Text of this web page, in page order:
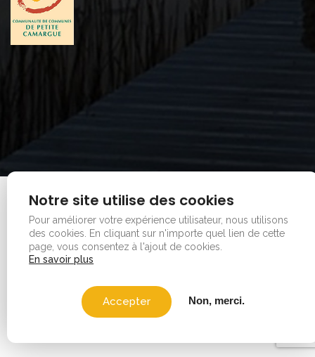
Mentions legales
Copyright © 2026 - Office de tourisme - Vauvert. Tous
droits réservés.
Notre site utilise des cookies
Pour améliorer votre expérience utilisateur, nous utilisons
des cookies.
En cliquant sur n'importe quel lien de cette
page, vous consentez à l'ajout de cookies.
En savoir plus
Accepter Non, merci.